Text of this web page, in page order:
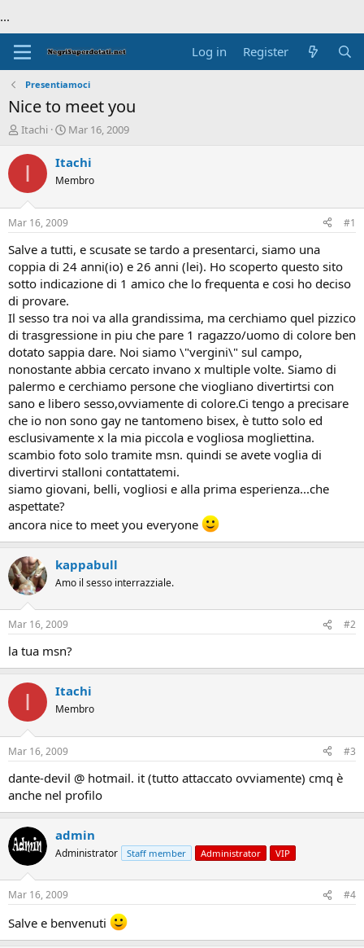
...
Log in Register
Presentiamoci
Nice to meet you
T
r
d
t
a
t
e
r
Itachi
S
a
t
t
e
Mar 16, 2009
I Itachi
Membro
Mar 16, 2009 #1
Salve a tutti, e scusate se tardo a presentarci, siamo una
coppia di 24 anni(io) e 26 anni (lei). Ho scoperto questo sito
sotto indicazione di 1 amico che lo frequenta e cosi ho deciso
di provare.
Il sesso tra noi va alla grandissima, ma cerchiamo quel pizzico
di trasgressione in piu che pare 1 ragazzo/uomo di colore ben
dotato sappia dare. Noi siamo \"vergini\" sul campo,
nonostante abbia cercato invano x multiple volte. Siamo di
palermo e cerchiamo persone che viogliano divertirtsi con
sano e libero sesso,ovviamente di colore.Ci tengo a precisare
che io non sono gay ne tantomeno bisex, è tutto solo ed
esclusivamente x la mia piccola e vogliosa mogliettina.
scambio foto solo tramite msn. quindi se avete voglia di
divertirvi stalloni contattatemi.
siamo giovani, belli, vogliosi e alla prima esperienza...che
aspettate?
ancora nice to meet you everyone
kappabull
Amo il sesso interrazziale.
Mar 16, 2009 #2
la tua msn?
I Itachi
Membro
Mar 16, 2009 #3
dante-devil @ hotmail. it (tutto attaccato ovviamente) cmq è
anche nel profilo
admin
Administrator Staff member Administrator VIP
Mar 16, 2009 #4
Salve e benvenuti